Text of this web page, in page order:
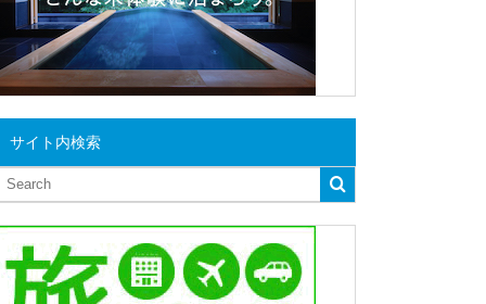
サイト内検索